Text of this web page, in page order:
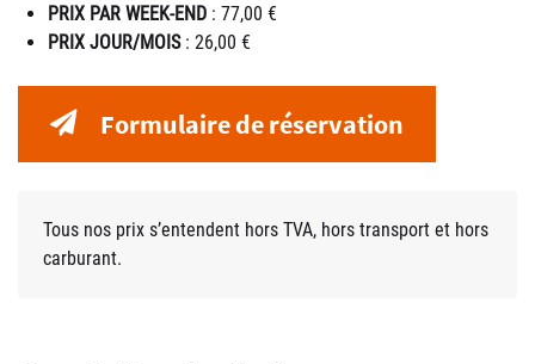
PRIX PAR WEEK-END : 77,00 €
PRIX JOUR/MOIS: 26,00 €
Formulaire de réservation
Tous nos prix s’entendent hors TVA, hors transport et hors
carburant.